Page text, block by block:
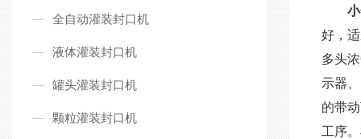
全自动灌装封口机
液体灌装封口机
罐头灌装封口机
颗粒灌装封口机
好，
多头
示器
的带
工序